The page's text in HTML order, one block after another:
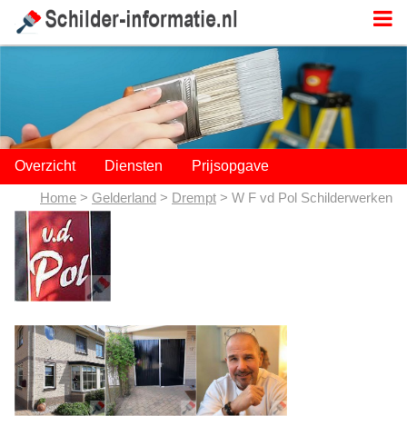
Overzicht Diensten Prijsopgave
Home > Gelderland > Drempt > W F vd Pol Schilderwerken